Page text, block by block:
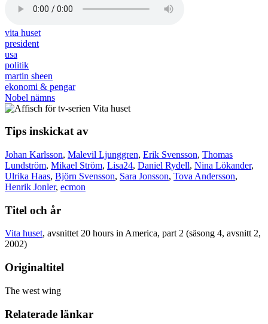
vita huset
president
usa
politik
martin sheen
ekonomi & pengar
Nobel nämns
Tips inskickat av
Johan Karlsson, Malevil Ljunggren, Erik Svensson, Thomas
Lundström, Mikael Ström, Lisa24, Daniel Rydell, Nina Lökander,
Ulrika Haas, Björn Svensson, Sara Jonsson, Tova Andersson,
Henrik Jonler, ecmon
Titel och år
Vita huset, avsnittet 20 hours in America, part 2 (säsong 4, avsnitt 2,
2002)
Originaltitel
The west wing
Relaterade länkar